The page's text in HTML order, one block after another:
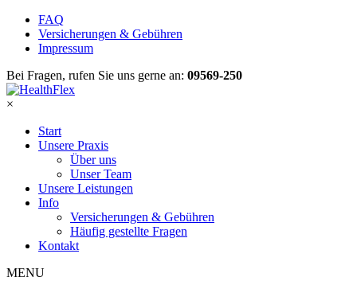
FAQ
Versicherungen & Gebühren
Impressum
Bei Fragen, rufen Sie uns gerne an: 09569-250
×
Start
Unsere Praxis
Über uns
Unser Team
Unsere Leistungen
Info
Versicherungen & Gebühren
Häufig gestellte Fragen
Kontakt
MENU